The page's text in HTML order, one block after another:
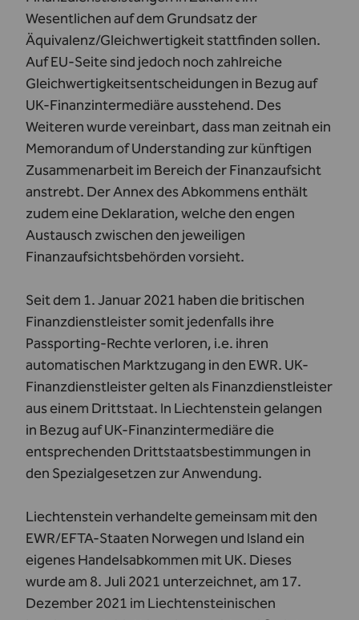
Wesentlichen auf dem Grundsatz der
Äquivalenz/Gleichwertigkeit stattfinden sollen.
Auf EU-Seite sind jedoch noch zahlreiche
Gleichwertigkeitsentscheidungen in Bezug auf
UK-Finanzintermediäre ausstehend. Des
Weiteren wurde vereinbart, dass man zeitnah ein
Memorandum of Understanding zur künftigen
Zusammenarbeit im Bereich der Finanzaufsicht
anstrebt. Der Annex des Abkommens enthält
zudem eine Deklaration, welche den engen
Austausch zwischen den jeweiligen
Finanzaufsichtsbehörden vorsieht.
Seit dem 1. Januar 2021 haben die britischen
Finanzdienstleister somit jedenfalls ihre
Passporting-Rechte verloren, i.e. ihren
automatischen Marktzugang in den EWR. UK-
Finanzdienstleister gelten als Finanzdienstleister
aus einem Drittstaat. In Liechtenstein gelangen
in Bezug auf UK-Finanzintermediäre die
entsprechenden Drittstaatsbestimmungen in
den Spezialgesetzen zur Anwendung.
Liechtenstein verhandelte gemeinsam mit den
EWR/EFTA-Staaten Norwegen und Island ein
eigenes Handelsabkommen mit UK. Dieses
wurde am 8. Juli 2021 unterzeichnet, am 17.
Dezember 2021 im Liechtensteinischen